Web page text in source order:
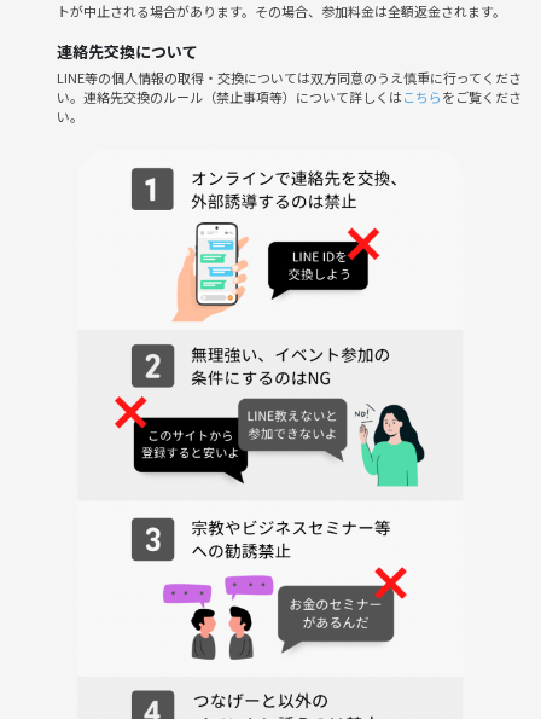
参加費：別途記載（学生証お持ちの方500円引きになってます）
カラオケ代、ソフトドリンク飲み放題、備品、イベント代行料込み
飲食持ち込みOK（飲酒不可）
※初参加の方はつなげーとに支払う利用料（おそらく500円）がかかる
サークル参加費とは別になりますのでご了承ください。
【参加費にはアルコール製品や備品、運営費、少しですが手数料を含ま
せていただいております】
ボランティア活動のように善意に頼った運営ですと、運営側が赤字活動
で無理が生じ無くなってしまうサークルやオフ会をたくさん見てきまし
しながら、「品質を保ち、長く続く強い仕組み（組織）」にしていきた
いと考えておりますのでご理解ご協力いただける方のご参加をお願いし
参加資格：45歳までのボカロが好きな方！
持ち物：参加費、学生の方は学生証
二次会：自由参加でサイゼ（女性幹事は不参加）
◆◆◆◆◆◆◆◆◆◆◆◆◆◆◆◆◆◆◆◆
☆当サークルの特徴☆
トが中止される場合があります。その場合、参加料金は全額返金されます。
連絡先交換について
LINE等の個人情報の取得・交換については双方同意のうえ慎重に行ってくださ
い。連絡先交換のルール（禁止事項等）について詳しくはこちらをご覧くださ
い。